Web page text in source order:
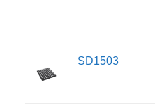
SD1503